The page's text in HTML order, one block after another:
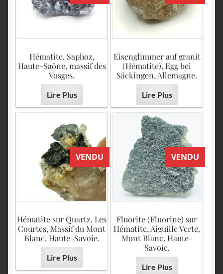
Hématite, Saphoz,
Haute-Saône, massif des
Vosges.
Lire Plus
Eisenglimmer auf granit
(Hématite), Egg bei
Säckingen, Allemagne.
Lire Plus
VENDU
Hématite sur Quartz, Les
Courtes, Massif du Mont
Blanc, Haute-Savoie.
Lire Plus
VENDU
Fluorite (Fluorine) sur
Hématite, Aiguille Verte,
Mont Blanc, Haute-
Savoie.
Lire Plus